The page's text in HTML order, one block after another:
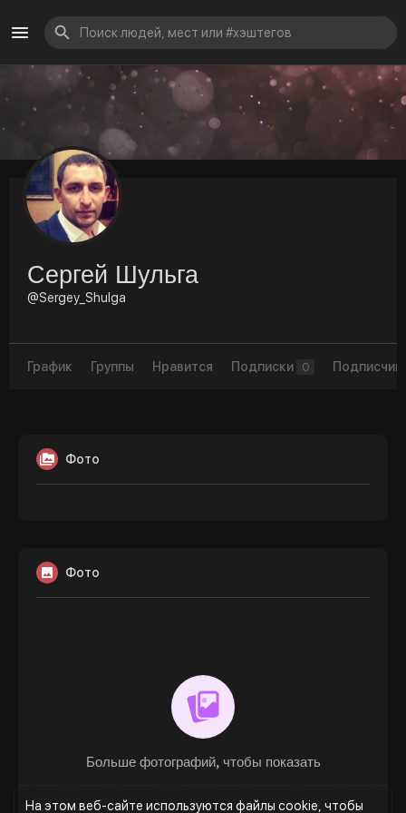
На этом веб-сайте используются файлы cookie, чтобы
Сергей Шульга
@Sergey_Shulga
График Группы Нравится Подписки 0
Фото
Фото
Больше фотографий, чтобы показать